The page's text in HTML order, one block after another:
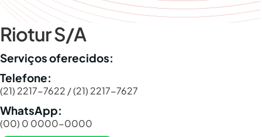
Riotur S/A
Serviços oferecidos:
Telefone:
(21) 2217-7622 / (21) 2217-7627
WhatsApp:
(00) 0 0000-0000